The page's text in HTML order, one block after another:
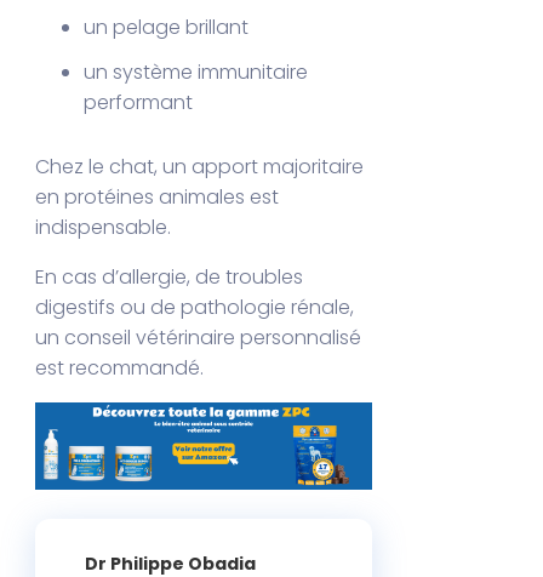
un pelage brillant
un système immunitaire
performant
Chez le chat, un apport majoritaire
en protéines animales est
indispensable.
En cas d’allergie, de troubles
digestifs ou de pathologie rénale,
un conseil vétérinaire personnalisé
est recommandé.
Dr Philippe Obadia